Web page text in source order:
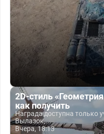
2D-стиль
как получить
Награда доступна только
Вылазок,...
Вчера, 18:13